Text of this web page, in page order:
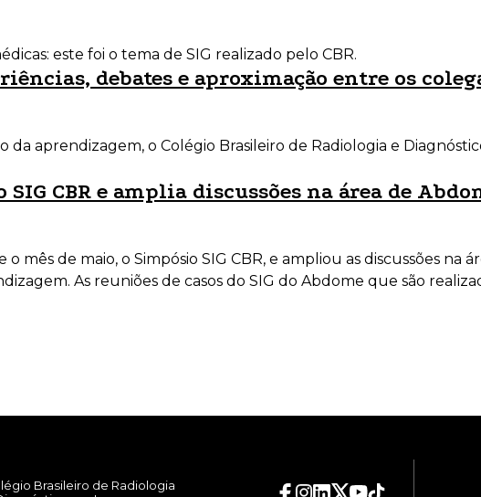
este foi o tema de SIG realizado pelo CBR.
debates e aproximação entre os
aprendizagem, o Colégio Brasileiro de Radiologia e
CBR e amplia discussões na área de
mês de maio, o Simpósio SIG CBR, e ampliou as discussões
As reuniões de casos do SIG do Abdome que são
Brasileiro de Radiologia